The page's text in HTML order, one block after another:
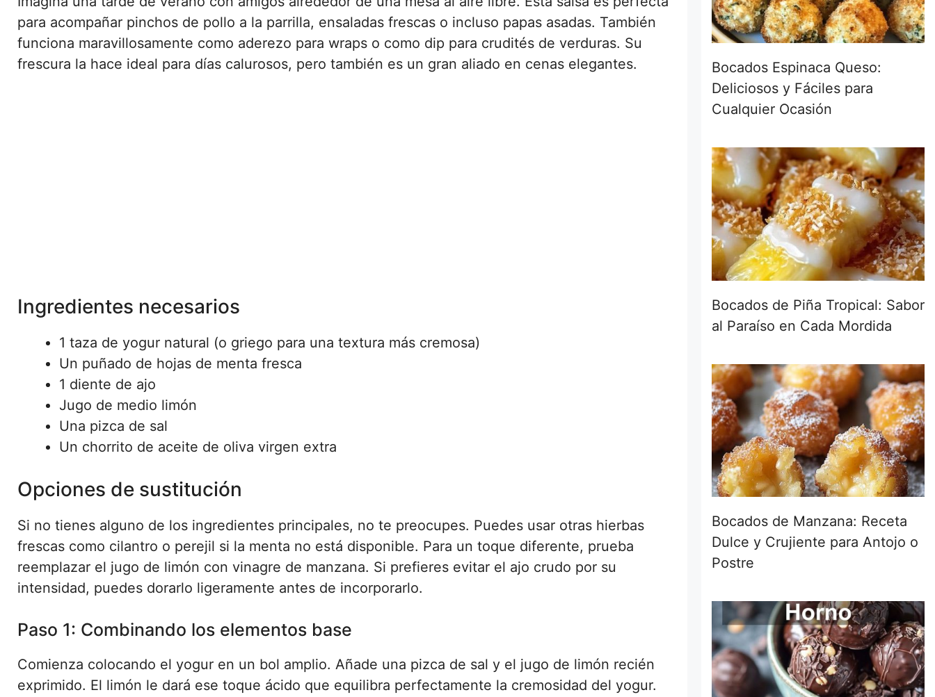
para acompañar pinchos de pollo a la parrilla, ensaladas frescas o incluso papas asadas. También
funciona maravillosamente como aderezo para wraps o como dip para crudités de verduras. Su
frescura la hace ideal para días calurosos, pero también es un gran aliado en cenas elegantes.
Ingredientes necesarios
1 taza de yogur natural (o griego para una textura más cremosa)
Un puñado de hojas de menta fresca
1 diente de ajo
Jugo de medio limón
Una pizca de sal
Un chorrito de aceite de oliva virgen extra
Opciones de sustitución
Si no tienes alguno de los ingredientes principales, no te preocupes. Puedes usar otras hierbas
frescas como cilantro o perejil si la menta no está disponible. Para un toque diferente, prueba
reemplazar el jugo de limón con vinagre de manzana. Si prefieres evitar el ajo crudo por su
intensidad, puedes dorarlo ligeramente antes de incorporarlo.
Paso 1: Combinando los elementos base
Comienza colocando el yogur en un bol amplio. Añade una pizca de sal y el jugo de limón recién
exprimido. El limón le dará ese toque ácido que equilibra perfectamente la cremosidad del yogur.
Bocados Espinaca Queso:
Deliciosos y Fáciles para
Cualquier Ocasión
Bocados de Piña Tropical: Sabor
al Paraíso en Cada Mordida
Bocados de Manzana: Receta
Dulce y Crujiente para Antojo o
Postre